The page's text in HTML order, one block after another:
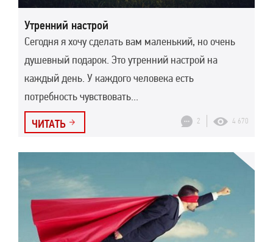
Утренний настрой
Сегодня я хочу сделать вам маленький, но очень
душевный подарок. Это утренний настрой на
каждый день. У каждого человека есть
потребность чувствовать...
ЧИТАТЬ 2 4 670